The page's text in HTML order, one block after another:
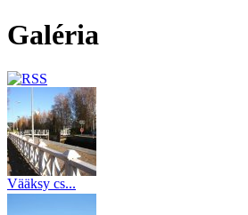
Galéria
Vääksy cs...